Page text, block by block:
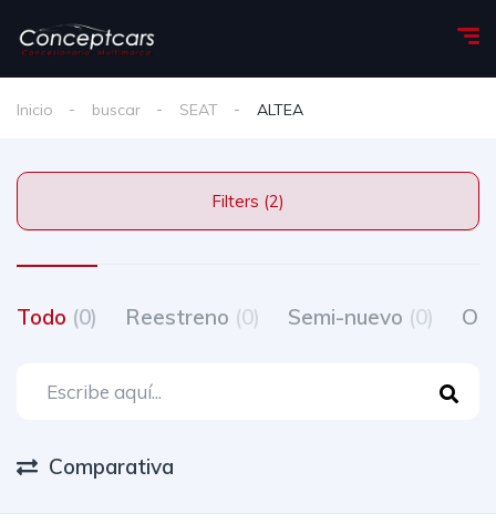
Inicio buscar SEAT ALTEA
Filters (2)
Todo (0) Reestreno (0) Semi-nuevo (0)
Comparativa